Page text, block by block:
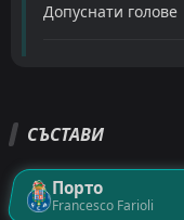
Допуснати голове
СЪСТАВИ
Порто
Francesco Farioli